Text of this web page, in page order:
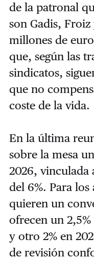
de la patronal
son Gadis, Froiz
millones de
que, según las
sindicatos,
que no
coste de la vida.
En la última
sobre la mesa
2026, vinculada
del 6%. Para
quieren un
ofrecen un 2,5%
y otro 2% en
de revisión